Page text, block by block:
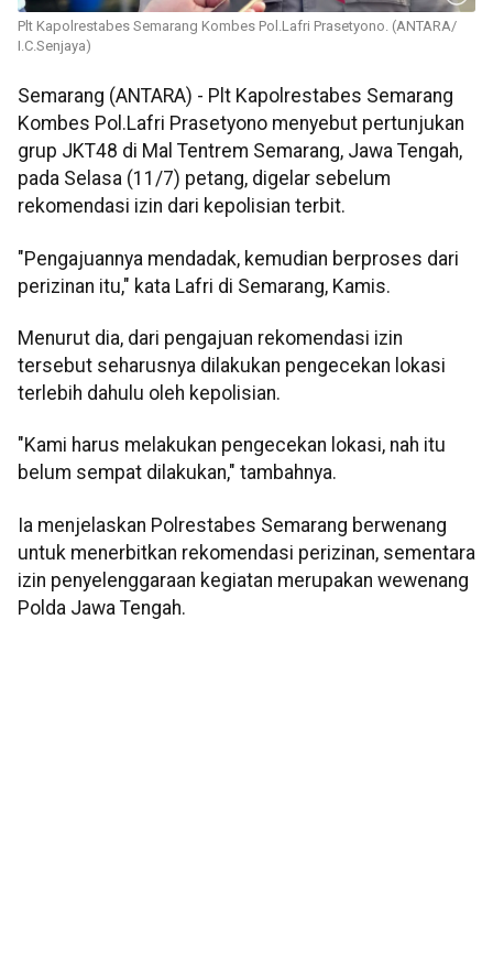
Plt Kapolrestabes Semarang Kombes Pol.Lafri Prasetyono. (ANTARA/
I.C.Senjaya)
Semarang (ANTARA) - Plt Kapolrestabes Semarang
Kombes Pol.Lafri Prasetyono menyebut pertunjukan
grup JKT48 di Mal Tentrem Semarang, Jawa Tengah,
pada Selasa (11/7) petang, digelar sebelum
rekomendasi izin dari kepolisian terbit.
"Pengajuannya mendadak, kemudian berproses dari
perizinan itu," kata Lafri di Semarang, Kamis.
Menurut dia, dari pengajuan rekomendasi izin
tersebut seharusnya dilakukan pengecekan lokasi
terlebih dahulu oleh kepolisian.
"Kami harus melakukan pengecekan lokasi, nah itu
belum sempat dilakukan," tambahnya.
Ia menjelaskan Polrestabes Semarang berwenang
untuk menerbitkan rekomendasi perizinan, sementara
izin penyelenggaraan kegiatan merupakan wewenang
Polda Jawa Tengah.